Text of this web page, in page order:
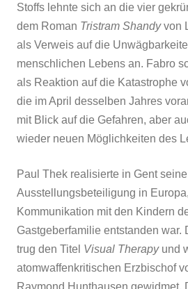
Stoffs lehnte sich an die vier
dem Roman Tristram Shandyvon
als Verweis auf die
menschlichen Lebens an. Fabro
als Reaktion auf die Katastrophe
die im April desselben Jahres
mit Blick auf die Gefahren, aber
wieder neuen Möglichkeiten des
Paul Thek realisierte in Gent
Ausstellungsbeteiligung in
Kommunikation mit den Kindern
Gastgeberfamilie entstanden war.
trug den Titel Visual Therapy und
atomwaffenkritischen Erzbischof
Raymond Hunthausen gewidmet.